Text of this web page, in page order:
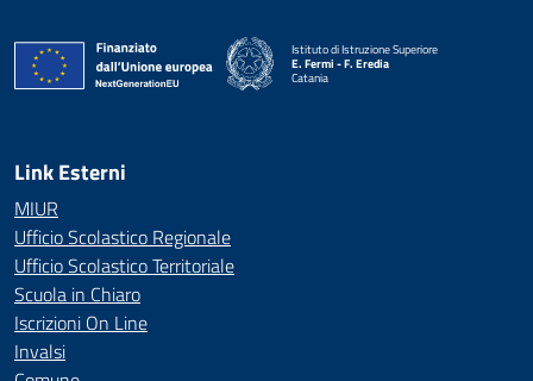
Istituto di Istruzione Superiore
E. Fermi - F. Eredia
Catania
Link Esterni
MIUR
Ufficio Scolastico Regionale
Ufficio Scolastico Territoriale
Scuola in Chiaro
Iscrizioni On Line
Invalsi